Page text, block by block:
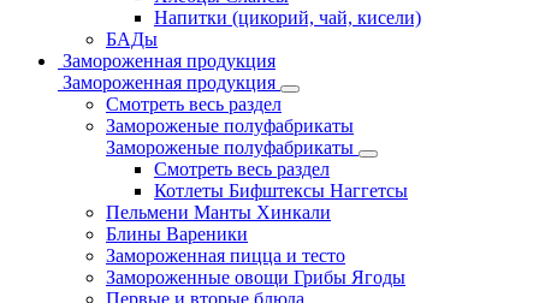
Напитки (цикорий, чай, кисели)
БАДы
Замороженная продукция
Замороженная продукция
Смотреть весь раздел
Замороженые полуфабрикаты
Замороженые полуфабрикаты
Смотреть весь раздел
Котлеты Бифштексы Наггетсы
Пельмени Манты Хинкали
Блины Вареники
Замороженная пицца и тесто
Замороженные овощи Грибы Ягоды
Первые и вторые блюда